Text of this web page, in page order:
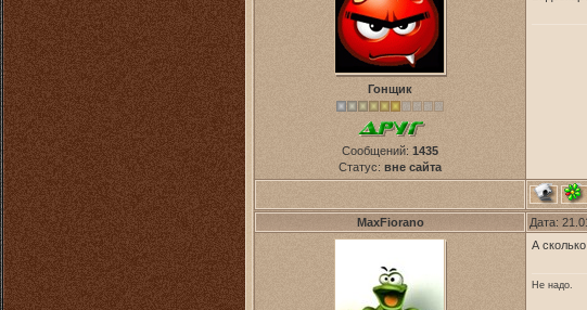
Гонщик
Сообщений: 1435
Статус: вне сайта
MaxFiorano Дата:
А
Не надо.